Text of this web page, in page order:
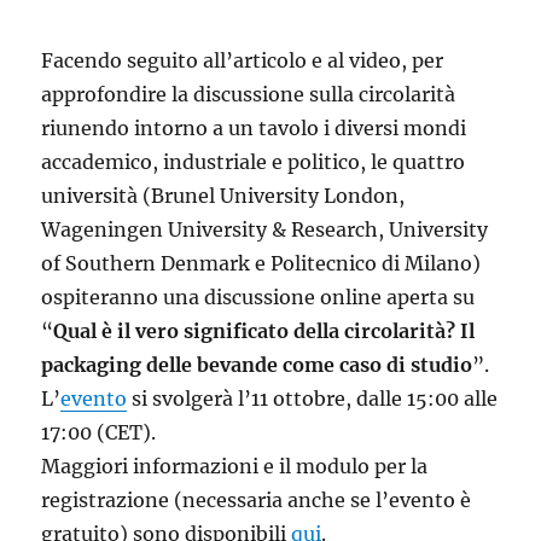
Facendo seguito all’articolo e al video, per
approfondire la discussione sulla circolarità
riunendo intorno a un tavolo i diversi mondi
accademico, industriale e politico, le quattro
università (Brunel University London,
Wageningen University & Research, University
of Southern Denmark e Politecnico di Milano)
ospiteranno una discussione online aperta su
“Qual è il vero significato della circolarità? Il
packaging delle bevande come caso di studio”.
L’evento si svolgerà l’11 ottobre, dalle 15:00 alle
17:00 (CET).
Maggiori informazioni e il modulo per la
registrazione (necessaria anche se l’evento è
gratuito) sono disponibiliqui.